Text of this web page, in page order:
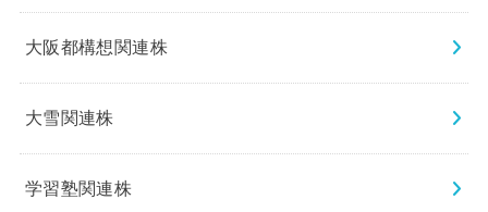
大阪都構想関連株
大雪関連株
学習塾関連株